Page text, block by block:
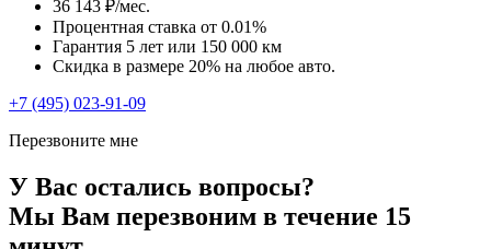
36 143 ₽/мес.
Процентная ставка от 0.01%
Гарантия 5 лет или 150 000 км
Скидка в размере 20% на любое авто.
+7 (495) 023-91-09
Перезвоните мне
У Вас остались вопросы?
Мы Вам перезвоним в течение 15